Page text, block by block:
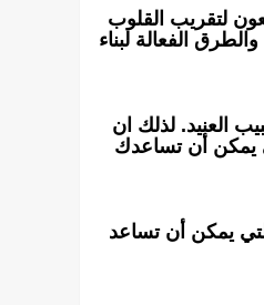
لتقريب القلوب
الفعالة لبناء
العنيد. لذلك ان
يمكن أن تساعدك
يمكن أن تساعد